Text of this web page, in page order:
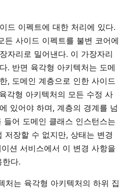
드 이펙트에 대한 처리에 있다.
든 사이드 이펙트를 불변 코어에
자리로 밀어낸다. 이 가장자리
. 반면 육각형 아키텍처는 도메
, 도메인 계층으로 인한 사이드
각형 아키텍처의 모든 수정 사
있어야 하며, 계층의 경계를 넘
들어 도메인 클래스 인스턴스는
저장할 수 없지만, 상태는 변경
션 서비스에서 이 변경 사항을
다.
처는 육각형 아키텍처의 하위 집